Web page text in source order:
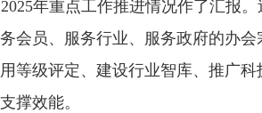
年重点工作推进情况作了汇报
会员、服务行业、服务政府的办
等级评定、建设行业智库、推广
撑效能。